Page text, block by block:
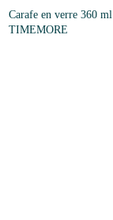
Carafe en verre 360
TIMEMORE